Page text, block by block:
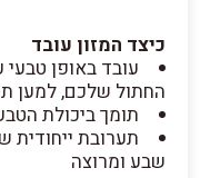
כיצד המזון עובד
עובד באופן טבעי
החתול שלכם, למען
תומך ביכולת
תערובת ייחודית
שבע ומרוצה